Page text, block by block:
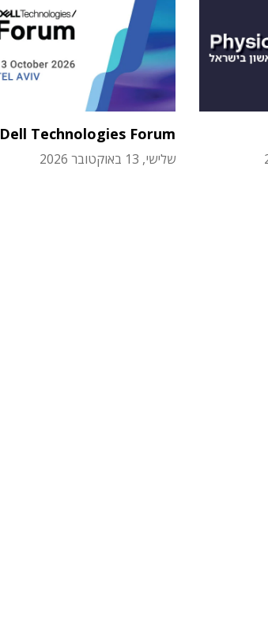
Dell Technologies Forum
שלישי, 13 באוקטובר 2026